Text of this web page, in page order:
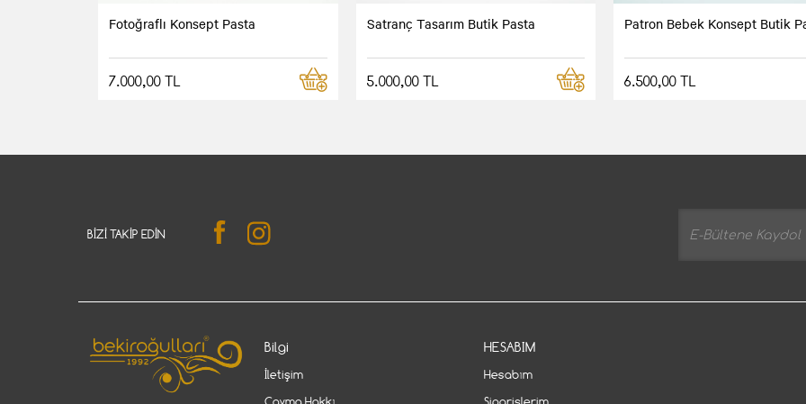
Fotoğraflı Konsept Pasta
7.000,00 TL
Satranç Tasarım Butik Pasta
5.000,00 TL
Patron Bebek Konsept Butik
6.500,00 TL
BIZI TAKIP EDIN
Bilgi
İletişim
HESABIM
Hesabım